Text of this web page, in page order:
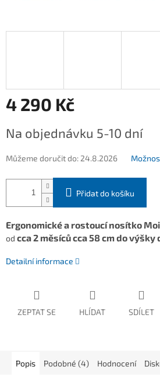
4 290 Kč
cena:
Na objednávku 5-10 dní
Můžeme doručit do: 24.8.2026
Přidat do košíku
Ergonomické a rostoucí nosítko
od cca 2 měsíců cca 58 cm do výšky
Detailní informace
ZEPTAT SE HLÍDAT SDÍLET
Popis Podobné (4) Hodnocení